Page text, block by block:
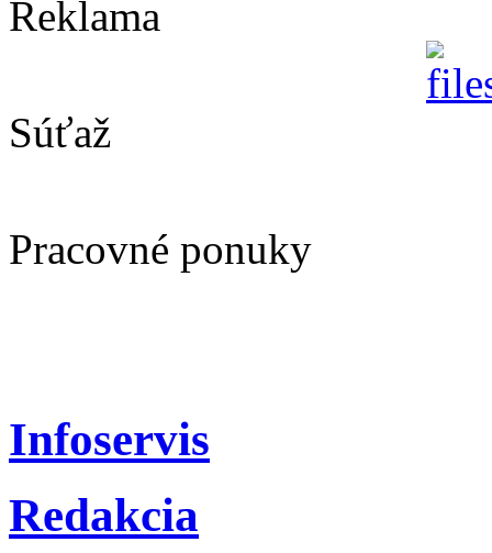
Reklama
Súťaž
Pracovné ponuky
Infoservis
Redakcia